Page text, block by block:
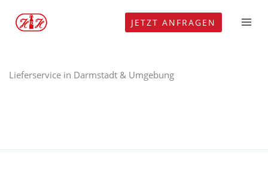
Inhalt
JETZT ANFRAGEN
Lieferservice in Darmstadt & Umgebung